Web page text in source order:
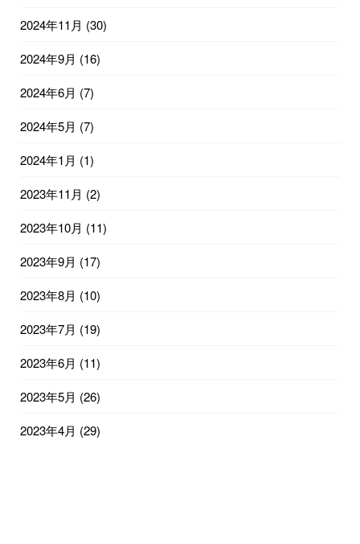
2024年11月 (30)
2024年9月 (16)
2024年6月 (7)
2024年5月 (7)
2024年1月 (1)
2023年11月 (2)
2023年10月 (11)
2023年9月 (17)
2023年8月 (10)
2023年7月 (19)
2023年6月 (11)
2023年5月 (26)
2023年4月 (29)